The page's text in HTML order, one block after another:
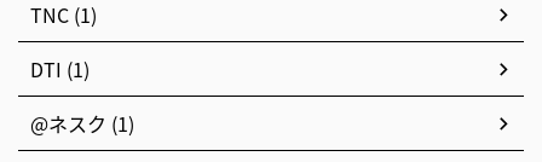
TNC (1)
DTI (1)
@ネスク (1)